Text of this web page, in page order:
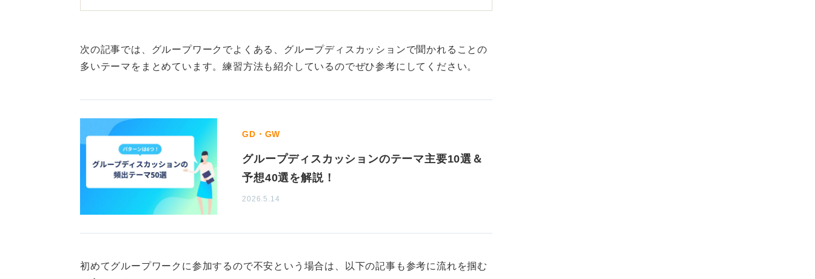
無料で参加できるものがほとんど！ うまく活用して対策しよう
グループディスカッションは一人では対策が難しいので、練習会に参加すること
をおすすめします。 練習会は人材系の会社や人材エージェント、就活塾などが
れを無視して参加しても問題ありません。
0
次の記事では、グループワークでよくある、グループディスカッションで聞かれることの
多いテーマをまとめています。練習方法も紹介しているのでぜひ参考にしてください。
GD・GW
グループディスカッションのテーマ主要10選＆
予想40選を解説！
2026.5.14
初めてグループワークに参加するので不安という場合は、以下の記事も参考に流れを掴む